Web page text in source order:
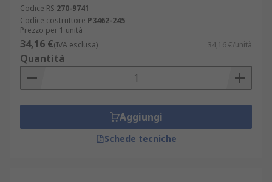
Codice RS 270-9741
Codice costruttore P3462-245
Prezzo per 1 unità
34,16 €(IVA esclusa) 34,16 €/unità
Quantità
Aggiungi
Schede tecniche